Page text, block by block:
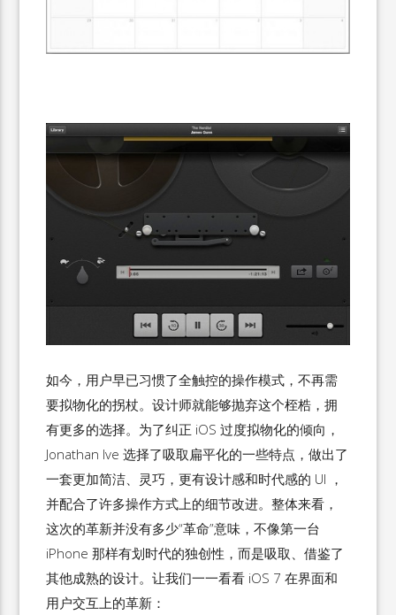
如今，用户早已习惯了全触控的操作模式，不再需
要拟物化的拐杖。设计师就能够抛弃这个桎梏，拥
有更多的选择。为了纠正 iOS 过度拟物化的倾向，
Jonathan Ive 选择了吸取扁平化的一些特点，做出了
一套更加简洁、灵巧，更有设计感和时代感的 UI ，
并配合了许多操作方式上的细节改进。整体来看，
这次的革新并没有多少“革命”意味，不像第一台
iPhone 那样有划时代的独创性，而是吸取、借鉴了
其他成熟的设计。让我们一一看看 iOS 7 在界面和
用户交互上的革新：